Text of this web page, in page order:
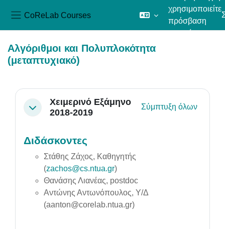
CoReLab Courses
χρησιμοποιείτε
πρόσβαση
επισκέπτη
Αλγόριθμοι και Πολυπλοκότητα
(μεταπτυχιακό)
Section outline
Σύμπτυξη
Χειμερινό Εξάμηνο
2018-2019
Σύμπτυξη όλων
Διδάσκοντες
Στάθης Ζάχος, Καθηγητής
(zachos@cs.ntua.gr)
Θανάσης Λιανέας, postdoc
Αντώνης Αντωνόπουλος, Υ/Δ
(aanton@corelab.ntua.gr)